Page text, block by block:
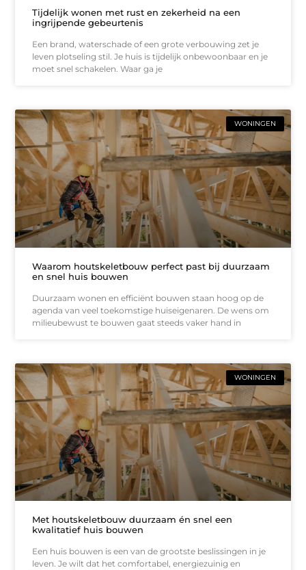
Tijdelijk wonen met rust en zekerheid na een
ingrijpende gebeurtenis
Een brand, waterschade of een grote verbouwing zet je
leven plotseling stil. Je huis is tijdelijk onbewoonbaar en je
moet snel schakelen. Waar ga je
WONINGEN
Waarom houtskeletbouw perfect past bij duurzaam
en snel huis bouwen
Duurzaam wonen en efficiënt bouwen staan hoog op de
agenda van veel toekomstige huiseigenaren. De wens om
milieubewust te bouwen gaat steeds vaker hand in
WONINGEN
Met houtskeletbouw duurzaam én snel een
kwalitatief huis bouwen
Een huis bouwen is een van de grootste beslissingen in je
leven. Je wilt dat het comfortabel, energiezuinig en